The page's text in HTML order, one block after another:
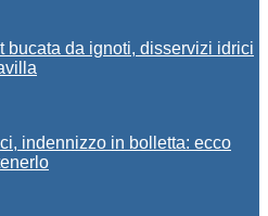
bucata da ignoti, disservizi idrici
indennizzo in bolletta: ecco